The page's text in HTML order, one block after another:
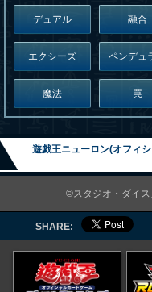
デュアル 融合
エクシーズ ペンデュ
魔法 罠
遊戯王ニューロン(オフィ
©スタジオ・ダイス
SHARE: